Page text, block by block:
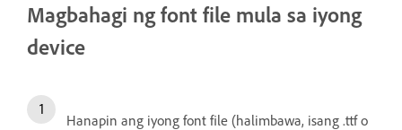
Magbahagi ng font file mula sa iyong
device
Hanapin ang iyong font file (halimbawa, isang .ttf o